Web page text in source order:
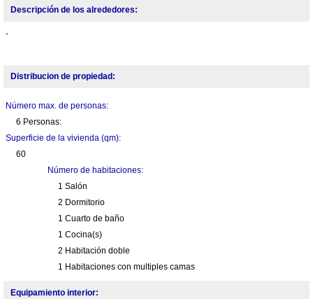
Descripción de los alrededores:
-
Distribucion de propiedad:
Número max. de personas:
6 Personas:
Superficie de la vivienda (qm):
60
Número de habitaciones:
1 Salón
2 Dormitorio
1 Cuarto de baño
1 Cocina(s)
2 Habitación doble
1 Habitaciones con multiples camas
Equipamiento interior: